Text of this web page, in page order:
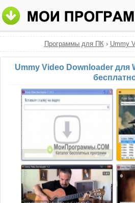
Программы для ПК› Ummy
Ummy Video Downloader для